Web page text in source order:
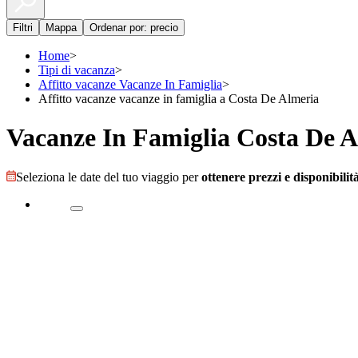
Filtri Mappa Ordenar por: precio
Home>
Tipi di vacanza>
Affitto vacanze Vacanze In Famiglia>
Affitto vacanze vacanze in famiglia a Costa De Almeria
Vacanze In Famiglia Costa De
Seleziona le date del tuo viaggio perottenere prezzi e